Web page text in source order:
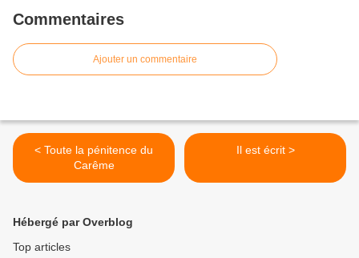
Commentaires
Ajouter un commentaire
< Toute la pénitence du
Carême
Il est écrit >
Hébergé par Overblog
Top articles